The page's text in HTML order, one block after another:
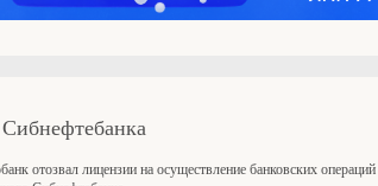
отозвал лицензии на осуществление банковских